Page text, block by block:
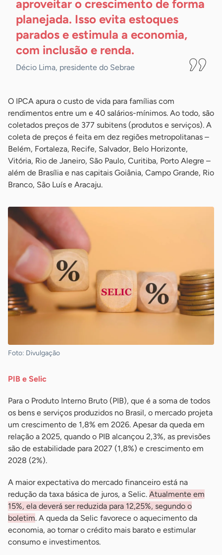
aproveitar o crescimento de forma
planejada. Isso evita estoques
parados e estimula a economia,
com inclusão e renda.
Décio Lima, presidente do Sebrae
O IPCA apura o custo de vida para famílias com
rendimentos entre um e 40 salários-mínimos. Ao todo, são
coletados preços de 377 subitens (produtos e serviços). A
coleta de preços é feita em dez regiões metropolitanas –
Belém, Fortaleza, Recife, Salvador, Belo Horizonte,
Vitória, Rio de Janeiro, São Paulo, Curitiba, Porto Alegre –
além de Brasília e nas capitais Goiânia, Campo Grande, Rio
Branco, São Luís e Aracaju.
Foto: Divulgação
PIB e Selic
Para o Produto Interno Bruto (PIB), que é a soma de todos
os bens e serviços produzidos no Brasil, o mercado projeta
um crescimento de 1,8% em 2026. Apesar da queda em
relação a 2025, quando o PIB alcançou 2,3%, as previsões
são de estabilidade para 2027 (1,8%) e crescimento em
2028 (2%).
A maior expectativa do mercado financeiro está na
redução da taxa básica de juros, a Selic. Atualmente em
15%, ela deverá ser reduzida para 12,25%, segundo o
boletim. A queda da Selic favorece o aquecimento da
economia, ao tornar o crédito mais barato e estimular
consumo e investimentos.